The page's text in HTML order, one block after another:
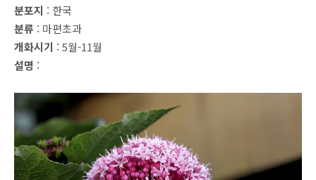
분포지 : 한국
분류 : 마편초과
개화시기 : 5월-11월
설명 :